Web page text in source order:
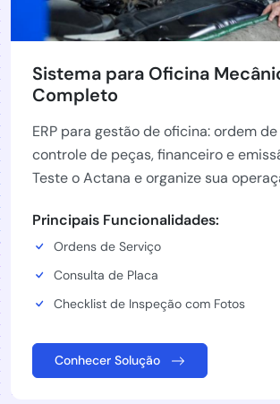
Sistema para Oficina
Completo
ERP para gestão de oficina: ordem
controle de peças, financeiro e
Teste o Actana e organize sua
Principais Funcionalidades:
Ordens de Serviço
Consulta de Placa
Checklist de Inspeção com Fotos
Conhecer Solução